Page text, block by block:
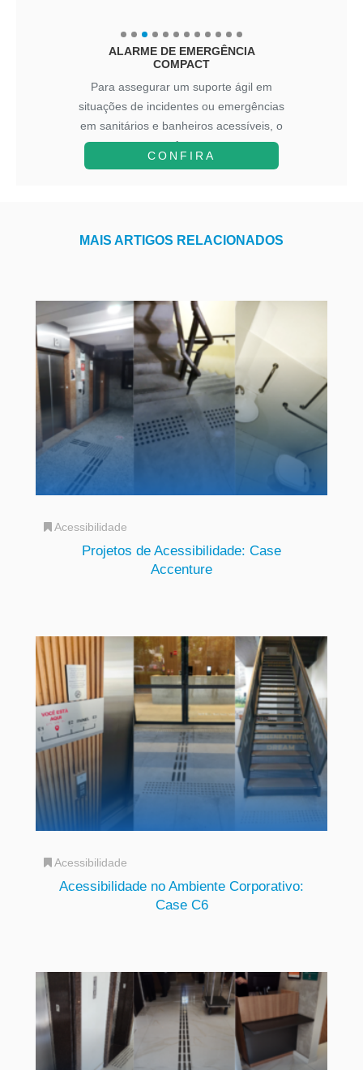
ALARME DE EMERGÊNCIA
COMPACT
Para assegurar um suporte ágil em
situações de incidentes ou emergências
em sanitários e banheiros acessíveis, o
A...
CONFIRA
MAIS ARTIGOS RELACIONADOS
Acessibilidade
Projetos de Acessibilidade: Case
Accenture
Acessibilidade
Acessibilidade no Ambiente Corporativo:
Case C6